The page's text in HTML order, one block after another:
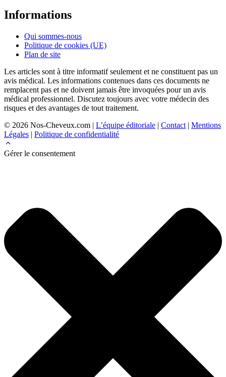
Informations
Qui sommes-nous
Politique de cookies (UE)
Plan de site
Les articles sont à titre informatif seulement et ne constituent pas un
avis médical. Les informations contenues dans ces documents ne
remplacent pas et ne doivent jamais être invoquées pour un avis
médical professionnel. Discutez toujours avec votre médecin des
risques et des avantages de tout traitement.
© 2026 Nos-Cheveux.com | L’équipe éditoriale | Contact | Mentions
Légales | Politique de confidentialité
Gérer le consentement